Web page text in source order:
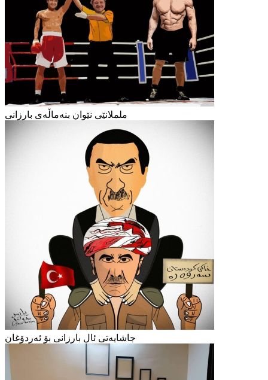
ململانێی نێوان بنەماڵەی بارزانی
جاشایەتی ئال بارزانی بۆ ئەردۆغان